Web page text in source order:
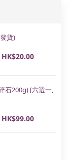
貨)
石200g) [六選一,